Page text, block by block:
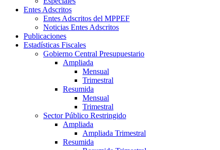
Entes Adscritos
Entes Adscritos del MPPEF
Noticias Entes Adscritos
Publicaciones
Estadísticas Fiscales
Gobierno Central Presupuestario
Ampliada
Mensual
Trimestral
Resumida
Mensual
Trimestral
Sector Público Restringido
Ampliada
Ampliada Trimestral
Resumida